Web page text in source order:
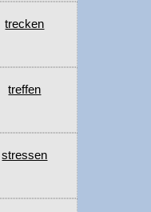
trecken
treffen
stressen